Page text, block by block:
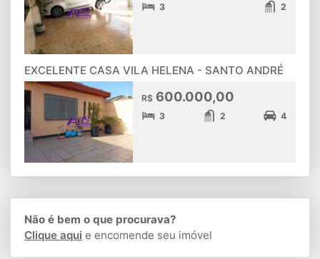
3 2
EXCELENTE CASA VILA HELENA - SANTO ANDRÉ
R$ 600.000,00
3 2 4
Não é bem o que procurava?
Clique aqui e encomende seu imóvel